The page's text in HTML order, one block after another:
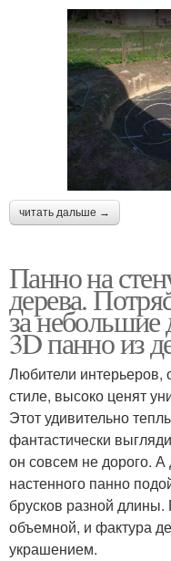
читать дальше →
Панно на
дерева.
за небольшие
3D панно из
Любители интерьеров,
стиле, высоко ценят
Этот удивительно
фантастически
он совсем не дорого. А
настенного панно
брусков разной
объемной, и фактура
украшением.